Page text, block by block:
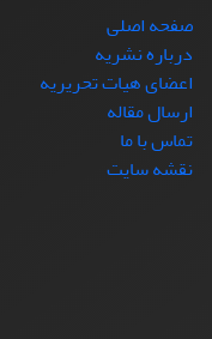
صفحه اصلی
درباره نشریه
اعضای هیات تحریریه
ارسال مقاله
تماس با ما
نقشه سایت